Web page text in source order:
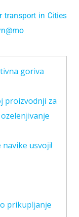
transport in Cities
goriva
proizvodnji za
usvoji!
prikupljanje